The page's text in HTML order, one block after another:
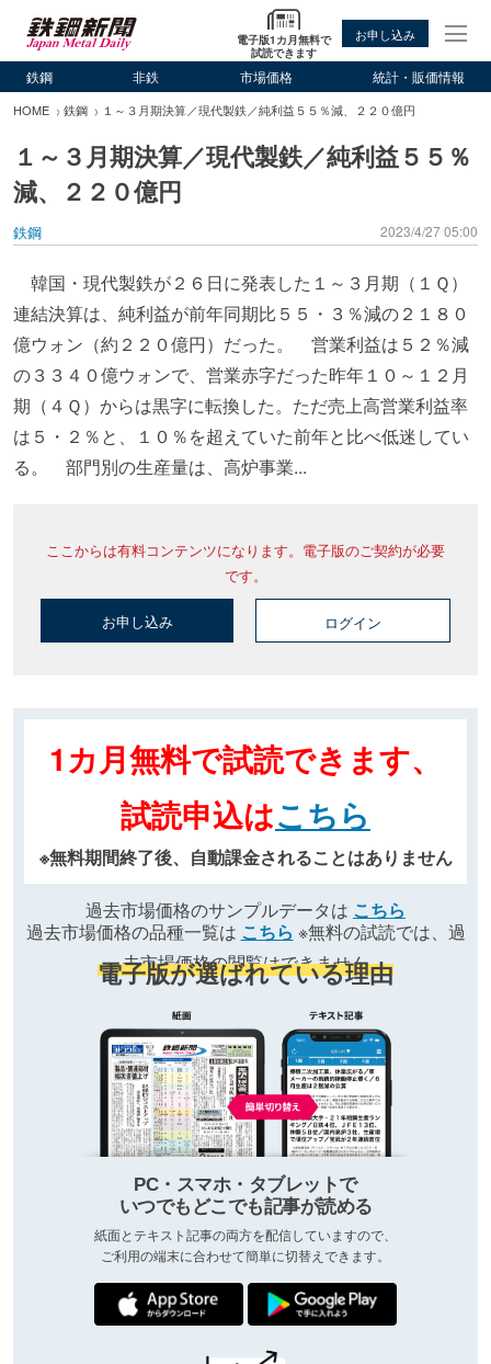
電子版1カ月無料で
試読できます
お申し込み
鉄鋼 非鉄 市場価格 統計・販価情報
HOME 鉄鋼 １～３月期決算／現代製鉄／純利益５５％減、２２０億円
１～３月期決算／現代製鉄／純利益５５％
減、２２０億円
鉄鋼 2023/4/27 05:00
韓国・現代製鉄が２６日に発表した１～３月期（１Ｑ）
連結決算は、純利益が前年同期比５５・３％減の２１８０
億ウォン（約２２０億円）だった。 営業利益は５２％減
の３３４０億ウォンで、営業赤字だった昨年１０～１２月
期（４Ｑ）からは黒字に転換した。ただ売上高営業利益率
は５・２％と、１０％を超えていた前年と比べ低迷してい
る。 部門別の生産量は、高炉事業...
ここからは有料コンテンツになります。電子版のご契約が必要
です。
お申し込み ログイン
1カ月無料で試読できます、
試読申込はこちら
※無料期間終了後、自動課金されることはありません
過去市場価格のサンプルデータは こちら
過去市場価格の品種一覧は こちら ※無料の試読では、過
去市場価格の閲覧はできません
電子版が選ばれている理由
PC・スマホ・タブレットで
いつでもどこでも記事が読める
紙面とテキスト記事の両方を配信していますので、
ご利用の端末に合わせて簡単に切替えできます。